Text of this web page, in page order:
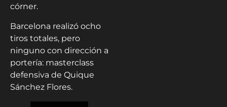
córner.
Barcelona realizó ocho
tiros totales, pero
ninguno con dirección a
portería: masterclass
defensiva de Quique
Sánchez Flores.